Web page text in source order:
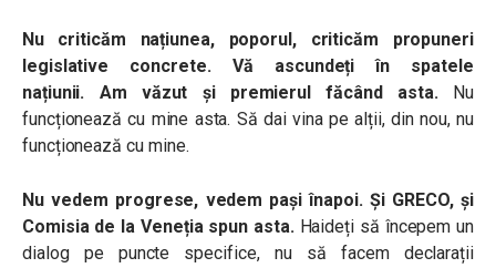
Nu criticăm națiunea, poporul, criticăm propuneri
legislative concrete. Vă ascundeți în spatele
națiunii.
Am văzut și premierul făcând asta.
Nu
funcționează cu mine asta. Să dai vina pe alții, din nou, nu
funcționează cu mine.
Nu vedem progrese, vedem pași înapoi.Și GRECO, și
Comisia de la Veneția spun asta. Haideți să începem un
dialog pe puncte specifice, nu să facem declarații